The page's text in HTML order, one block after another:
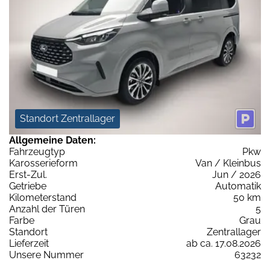
Standort Zentrallager
Allgemeine Daten:
Fahrzeugtyp
Pkw
Karosserieform
Van / Kleinbus
Erst-Zul.
Jun / 2026
Getriebe
Automatik
Kilometerstand
50 km
Anzahl der Türen
5
Farbe
Grau
Standort
Zentrallager
Lieferzeit
ab ca. 17.08.2026
Unsere Nummer
63232